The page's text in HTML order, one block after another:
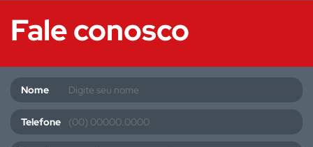
Fale conosco
Nome
Telefone